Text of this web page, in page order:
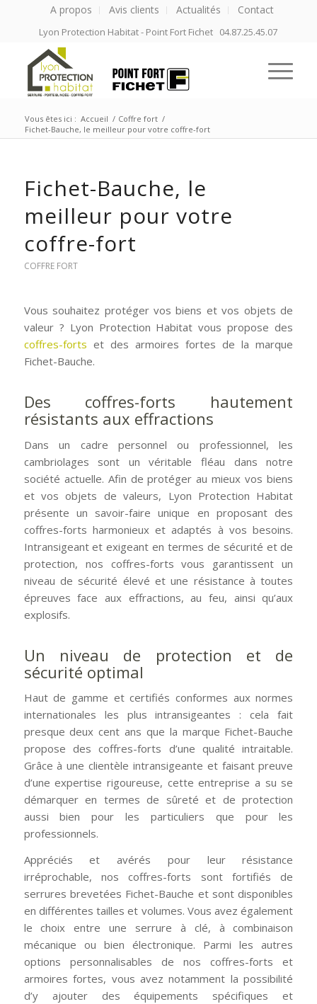
A propos Avis clients Actualités Contact
Lyon Protection Habitat - Point Fort Fichet 04.87.25.45.07
Vous êtes ici : Accueil / Coffre fort /
Fichet-Bauche, le meilleur pour votre coffre-fort
Fichet-Bauche, le
meilleur pour votre
coffre-fort
COFFRE FORT
Vous souhaitez protéger vos biens et vos objets de
valeur ? Lyon Protection Habitat vous propose des
coffres-forts et des armoires fortes de la marque
Fichet-Bauche.
Des coffres-forts hautement
résistants aux effractions
Dans un cadre personnel ou professionnel, les
cambriolages sont un véritable fléau dans notre
société actuelle. Afin de protéger au mieux vos biens
et vos objets de valeurs, Lyon Protection Habitat
présente un savoir-faire unique en proposant des
coffres-forts harmonieux et adaptés à vos besoins.
Intransigeant et exigeant en termes de sécurité et de
protection, nos coffres-forts vous garantissent un
niveau de sécurité élevé et une résistance à toutes
épreuves face aux effractions, au feu, ainsi qu’aux
explosifs.
Un niveau de protection et de
sécurité optimal
Haut de gamme et certifiés conformes aux normes
internationales les plus intransigeantes : cela fait
presque deux cent ans que la marque Fichet-Bauche
propose des coffres-forts d’une qualité intraitable.
Grâce à une clientèle intransigeante et faisant preuve
d’une expertise rigoureuse, cette entreprise a su se
démarquer en termes de sûreté et de protection
aussi bien pour les particuliers que pour les
professionnels.
Appréciés et avérés pour leur résistance
irréprochable, nos coffres-forts sont fortifiés de
serrures brevetées Fichet-Bauche et sont disponibles
en différentes tailles et volumes. Vous avez également
le choix entre une serrure à clé, à combinaison
mécanique ou bien électronique. Parmi les autres
options personnalisables de nos coffres-forts et
armoires fortes, vous avez notamment la possibilité
d’y ajouter des équipements spécifiques et